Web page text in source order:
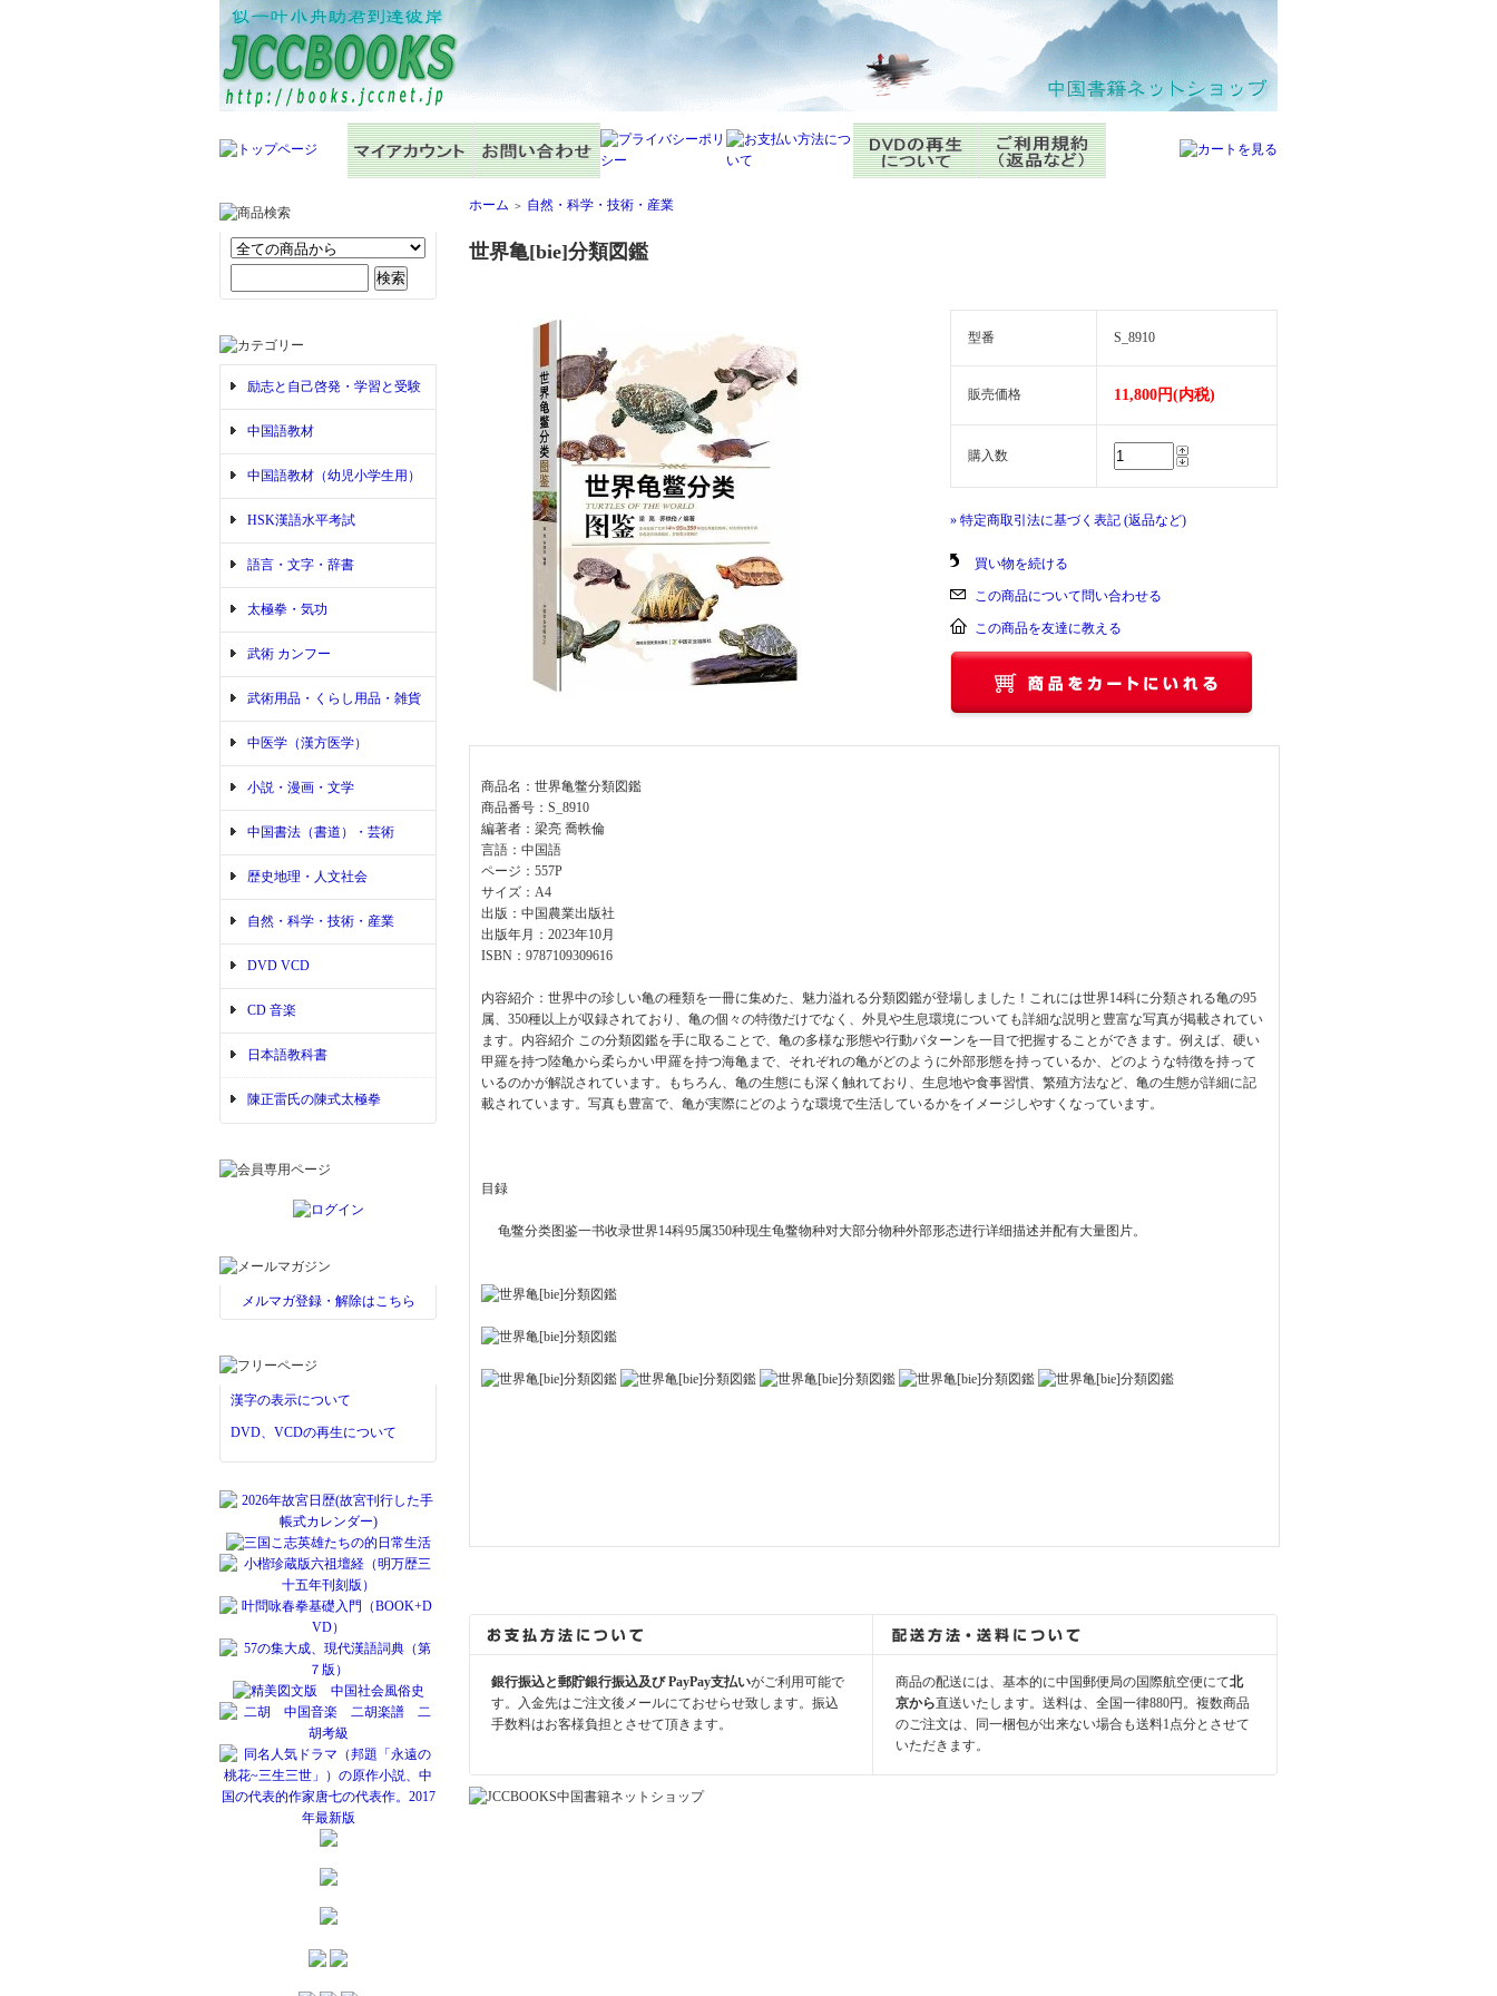
励志と自己啓発・学習と受験
中国語教材
中国語教材（幼児小学生用）
HSK漢語水平考試
語言・文字・辞書
太極拳・気功
武術 カンフー
武術用品・くらし用品・雑貨
中医学（漢方医学）
小説・漫画・文学
中国書法（書道）・芸術
歴史地理・人文社会
自然・科学・技術・産業
DVD VCD
CD 音楽
日本語教科書
陳正雷氏の陳式太極拳
メルマガ登録・解除はこちら
漢字の表示について
DVD、VCDの再生について
ホーム ＞ 自然・科学・技術・産業
世界亀[bie]分類図鑑
型番 S_8910
販売価格 11,800円(内税)
購入数
» 特定商取引法に基づく表記 (返品など)
買い物を続ける
この商品について問い合わせる
この商品を友達に教える
商品名：世界亀鳖分類図鑑
商品番号：S_8910
編著者：梁亮 喬軼倫
言語：中国語
ページ：557P
サイズ：A4
出版：中国農業出版社
出版年月：2023年10月
ISBN：9787109309616
内容紹介：世界中の珍しい亀の種類を一冊に集めた、魅力溢れる分類図鑑が登場しました！これには世界14科に分類される亀の95
属、350種以上が収録されており、亀の個々の特徴だけでなく、外見や生息環境についても詳細な説明と豊富な写真が掲載されてい
ます。内容紹介 この分類図鑑を手に取ることで、亀の多様な形態や行動パターンを一目で把握することができます。例えば、硬い
甲羅を持つ陸亀から柔らかい甲羅を持つ海亀まで、それぞれの亀がどのように外部形態を持っているか、どのような特徴を持って
いるのかが解説されています。もちろん、亀の生態にも深く触れており、生息地や食事習慣、繁殖方法など、亀の生態が詳細に記
載されています。写真も豊富で、亀が実際にどのような環境で生活しているかをイメージしやすくなっています。
目録
龟鳖分类图鉴一书收录世界14科95属350种现生龟鳖物种对大部分物种外部形态进行详细描述并配有大量图片。
銀行振込と郵貯銀行振込及び PayPay支払いがご利用可能で
す。入金先はご注文後メールにておせらせ致します。振込
手数料はお客様負担とさせて頂きます。
商品の配送には、基本的に中国郵便局の国際航空便にて北
京から直送いたします。送料は、全国一律880円。複数商品
のご注文は、同一梱包が出来ない場合も送料1点分とさせて
いただきます。